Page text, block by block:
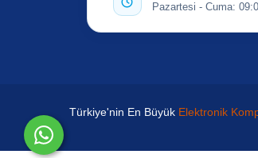
Pazartesi - Cuma:
Türkiye'nin En Büyük Elektronik